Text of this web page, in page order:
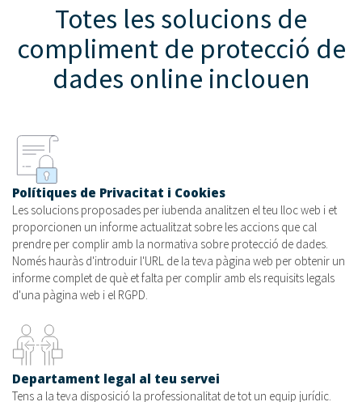
Totes les solucions de
compliment de protecció de
dades online inclouen
Polítiques de Privacitat i Cookies
Les solucions proposades per iubenda analitzen el teu lloc web i et
proporcionen un informe actualitzat sobre les accions que cal
prendre per complir amb la normativa sobre protecció de dades.
Només hauràs d'introduir l'URL de la teva pàgina web per obtenir un
informe complet de què et falta per complir amb els requisits legals
d'una pàgina web i el RGPD.
Departament legal al teu servei
Tens a la teva disposició la professionalitat de tot un equip jurídic.